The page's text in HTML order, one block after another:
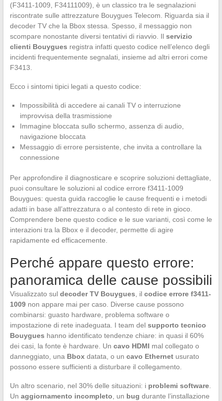
(F3411-1009, F34111009), è un classico tra le segnalazioni
riscontrate sulle attrezzature Bouygues Telecom. Riguarda sia il
decoder TV che la Bbox stessa. Spesso, il messaggio non
scompare nonostante diversi tentativi di riavvio. Il servizio
clienti Bouygues registra infatti questo codice nell’elenco degli
incidenti frequentemente segnalati, insieme ad altri errori come
F3413.
Ecco i sintomi tipici legati a questo codice:
Impossibilità di accedere ai canali TV o interruzione
improvvisa della trasmissione
Immagine bloccata sullo schermo, assenza di audio,
navigazione bloccata
Messaggio di errore persistente, che invita a controllare la
connessione
Per approfondire il diagnosticare e scoprire soluzioni dettagliate,
puoi consultare le soluzioni al codice errore f3411-1009
Bouygues: questa guida raccoglie le cause frequenti e i metodi
adatti in base all’attrezzatura o al contesto di rete in gioco.
Comprendere bene questo codice e le sue varianti, così come le
interazioni tra la Bbox e il decoder, permette di agire
rapidamente ed efficacemente.
Perché appare questo errore:
panoramica delle cause possibili
Visualizzato sul decoder TV Bouygues , il codice errore f3411-
1009non appare mai per caso. Diverse cause possono
combinarsi: guasto hardware, problema software o
impostazione di rete inadeguata. I team del supporto tecnico
Bouygues hanno identificato tendenze chiare: in quasi il 60%
dei casi, la fonte è hardware. Un cavo HDMI mal collegato o
danneggiato, una Bboxdatata, o un cavo Ethernetusurato
possono essere sufficienti a disturbare il collegamento.
Un altro scenario, nel 30% delle situazioni: i problemi software.
Un aggiornamento incompleto , un bug durante l’installazione